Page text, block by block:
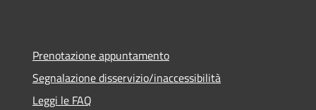
Prenotazione appuntamento
Segnalazione disservizio/inaccessibilità
Leggi le FAQ